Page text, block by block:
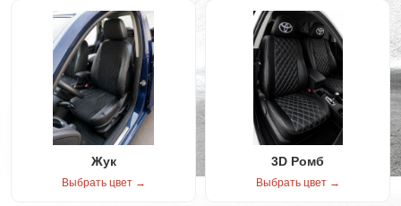
Жук
Выбрать цвет →
3D Ромб
Выбрать цвет →